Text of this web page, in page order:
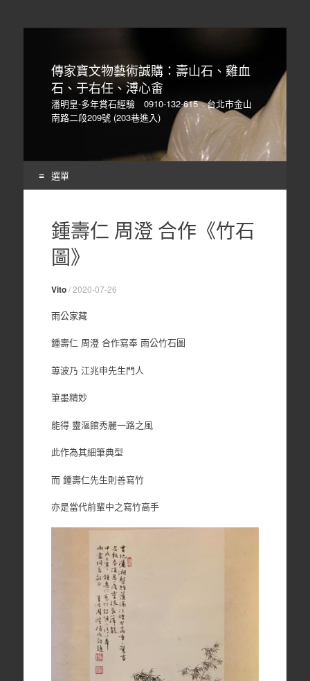
傳家寶文物藝術誠購：壽山石、雞血
石、于右任、溥心畬
潘明皇-多年賞石經驗 0910-132-615 台北市金山
南路二段209號 (203巷進入)
選單
content鍾壽仁 周澄 合作《竹石
圖》
Vito/2020-07-26
雨公家藏
鍾壽仁 周澄 合作寫奉 雨公竹石圖
蓴波乃 江兆申先生門人
筆墨精妙
能得 靈漚館秀麗一路之風
此作為其細筆典型
而 鍾壽仁先生則善寫竹
亦是當代前輩中之寫竹高手